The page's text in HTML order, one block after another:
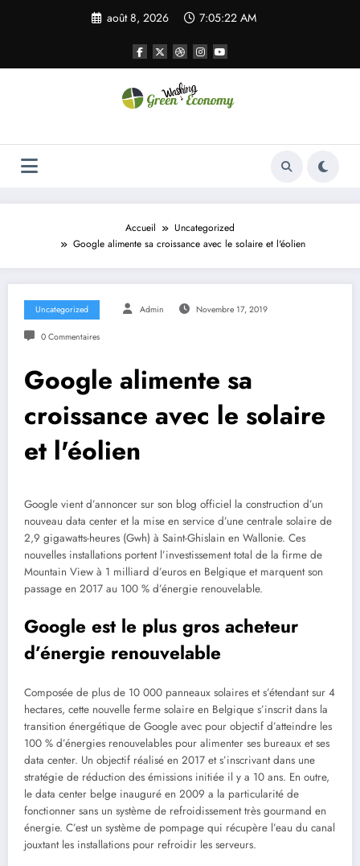
août 8, 2026 7:05:22 AM
Green Economy
Green Economy
Accueil
Uncategorized
Google alimente sa croissance avec le solaire et l'éolien
Uncategorized Admin Novembre 17, 2019
0 Commentaires
Google alimente sa
croissance avec le solaire
et l'éolien
Google vient d’annoncer sur son blog officiel la construction d’un
nouveau data center et la mise en service d’une centrale solaire de
2,9 gigawatts-heures (Gwh) à Saint-Ghislain en Wallonie. Ces
nouvelles installations portent l’investissement total de la firme de
Mountain View à 1 milliard d’euros en Belgique et marquent son
passage en 2017 au 100 % d’énergie renouvelable.
Google est le plus gros acheteur
d’énergie renouvelable
Composée de plus de 10 000 panneaux solaires et s’étendant sur 4
hectares, cette nouvelle ferme solaire en Belgique s’inscrit dans la
transition énergétique de Google avec pour objectif d’atteindre les
100 % d’énergies renouvelables pour alimenter ses bureaux et ses
data center. Un objectif réalisé en 2017 et s’inscrivant dans une
stratégie de réduction des émissions initiée il y a 10 ans. En outre,
le data center belge inauguré en 2009 a la particularité de
fonctionner sans un système de refroidissement très gourmand en
énergie. C’est un système de pompage qui récupère l’eau du canal
jouxtant les installations pour refroidir les serveurs.